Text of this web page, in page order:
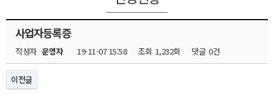
사업자등록증
작성자 운영자 19-11-07 15:58 조회 1,232회 댓글 0건
이전글